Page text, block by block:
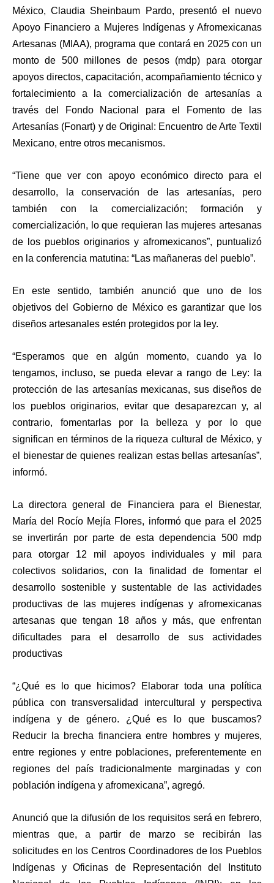
México, Claudia Sheinbaum Pardo, presentó el nuevo
Apoyo Financiero a Mujeres Indígenas y Afromexicanas
Artesanas (MIAA), programa que contará en 2025 con un
monto de 500 millones de pesos (mdp) para otorgar
apoyos directos, capacitación, acompañamiento técnico y
fortalecimiento a la comercialización de artesanías a
través del Fondo Nacional para el Fomento de las
Artesanías (Fonart) y de Original: Encuentro de Arte Textil
Mexicano, entre otros mecanismos.
“Tiene que ver con apoyo económico directo para el
desarrollo, la conservación de las artesanías, pero
también con la comercialización; formación y
comercialización, lo que requieran las mujeres artesanas
de los pueblos originarios y afromexicanos”, puntualizó
en la conferencia matutina: “Las mañaneras del pueblo”.
En este sentido, también anunció que uno de los
objetivos del Gobierno de México es garantizar que los
diseños artesanales estén protegidos por la ley.
“Esperamos que en algún momento, cuando ya lo
tengamos, incluso, se pueda elevar a rango de Ley: la
protección de las artesanías mexicanas, sus diseños de
los pueblos originarios, evitar que desaparezcan y, al
contrario, fomentarlas por la belleza y por lo que
significan en términos de la riqueza cultural de México, y
el bienestar de quienes realizan estas bellas artesanías”,
informó.
La directora general de Financiera para el Bienestar,
María del Rocío Mejía Flores, informó que para el 2025
se invertirán por parte de esta dependencia 500 mdp
para otorgar 12 mil apoyos individuales y mil para
colectivos solidarios, con la finalidad de fomentar el
desarrollo sostenible y sustentable de las actividades
productivas de las mujeres indígenas y afromexicanas
artesanas que tengan 18 años y más, que enfrentan
dificultades para el desarrollo de sus actividades
productivas
“¿Qué es lo que hicimos? Elaborar toda una política
pública con transversalidad intercultural y perspectiva
indígena y de género. ¿Qué es lo que buscamos?
Reducir la brecha financiera entre hombres y mujeres,
entre regiones y entre poblaciones, preferentemente en
regiones del país tradicionalmente marginadas y con
población indígena y afromexicana”, agregó.
Anunció que la difusión de los requisitos será en febrero,
mientras que, a partir de marzo se recibirán las
solicitudes en los Centros Coordinadores de los Pueblos
Indígenas y Oficinas de Representación del Instituto